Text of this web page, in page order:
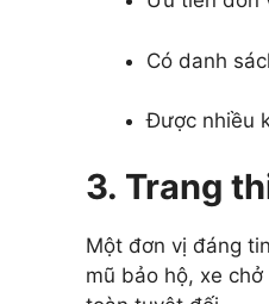
Có danh
Được nhiều
3. Trang
Một đơn vị đáng
mũ bảo hộ, xe